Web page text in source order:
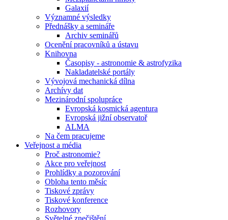
Galaxií
Významné výsledky
Přednášky a semináře
Archiv seminářů
Ocenění pracovníků a ústavu
Knihovna
Časopisy - astronomie & astrofyzika
Nakladatelské portály
Vývojová mechanická dílna
Archívy dat
Mezinárodní spolupráce
Evropská kosmická agentura
Evropská jižní observatoř
ALMA
Na čem pracujeme
Veřejnost a média
Proč astronomie?
Akce pro veřejnost
Prohlídky a pozorování
Obloha tento měsíc
Tiskové zprávy
Tiskové konference
Rozhovory
Světelné znečištění